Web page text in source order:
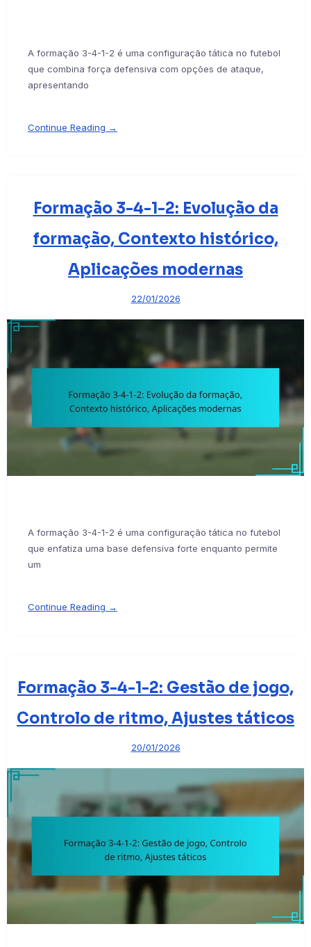
A formação 3-4-1-2 é uma configuração tática no futebol
que combina força defensiva com opções de ataque,
apresentando
Continue Reading →
Formação 3-4-1-2: Evolução da
formação, Contexto histórico,
Aplicações modernas
22/01/2026
A formação 3-4-1-2 é uma configuração tática no futebol
que enfatiza uma base defensiva forte enquanto permite
um
Continue Reading →
Formação 3-4-1-2: Gestão de jogo,
Controlo de ritmo, Ajustes táticos
20/01/2026